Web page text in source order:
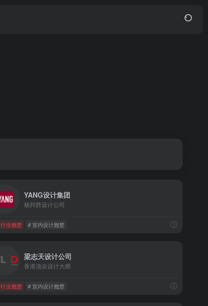
YANG设计集团
杨邦胜设计公司
行业翘楚 # 室内设计翘楚
梁志天设计公司
香港顶尖设计大师
行业翘楚 # 室内设计翘楚